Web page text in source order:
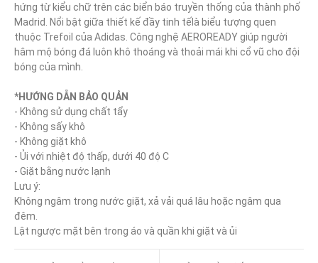
hứng từ kiểu chữ trên các biển báo truyền thống của thành phố
Madrid. Nổi bật giữa thiết kế đầy tinh tếlà biểu tượng quen
thuộc Trefoil của Adidas. Công nghệ AEROREADY giúp người
hâm mộ bóng đá luôn khô thoáng và thoải mái khi cổ vũ cho đội
bóng của mình.
*HƯỚNG DẪN BẢO QUẢN
- Không sử dụng chất tẩy
- Không sấy khô
- Không giặt khô
- Ủi với nhiệt độ thấp, dưới 40 độ C
- Giặt bằng nước lạnh
Lưu ý:
Không ngâm trong nước giặt, xả vải quá lâu hoặc ngâm qua
đêm.
Lật ngược mặt bên trong áo và quần khi giặt và ủi